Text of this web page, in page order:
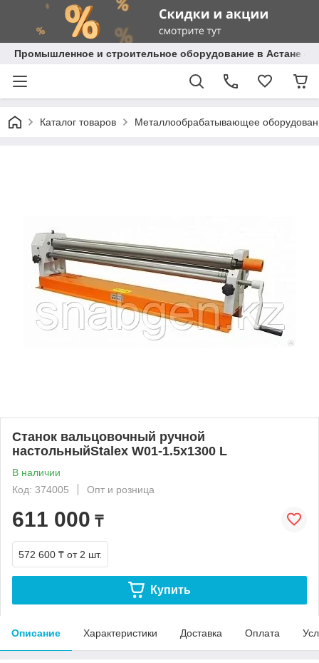
Промышленное и строительное оборудование в Астане с
Каталог товаров Металлообрабатывающее
Станок вальцовочный ручной
настольныйStalex W01-1.5х1300 L
В наличии
Код: 374005
Опт и розница
611 000 ₸
572 600 ₸ от 2 шт.
Купить
Описание Характеристики Доставка Оплата